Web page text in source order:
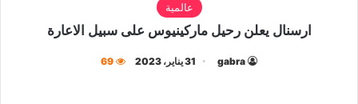
عالمية
ارسنال يعلن رحيل ماركينيوس على سبيل الاعارة
gabra 31 يناير، 2023 69